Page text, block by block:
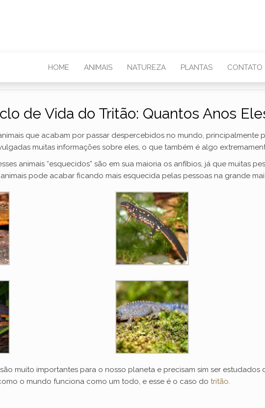
HOME ANIMAIS NATUREZA PLANTAS CONTATO
de Vida do Tritão: Quantos Anos
que acabam por passar despercebidos no mundo, principalmente
muitas informações sobre eles, o que também é algo
animais “esquecidos” são em sua maioria os anfíbios, já que muitas
pode acabar ficando mais esquecida pelas pessoas na grande
muito importantes para o nosso planeta e precisam sim ser estudados
o mundo funciona como um todo, e esse é o caso do tritão.